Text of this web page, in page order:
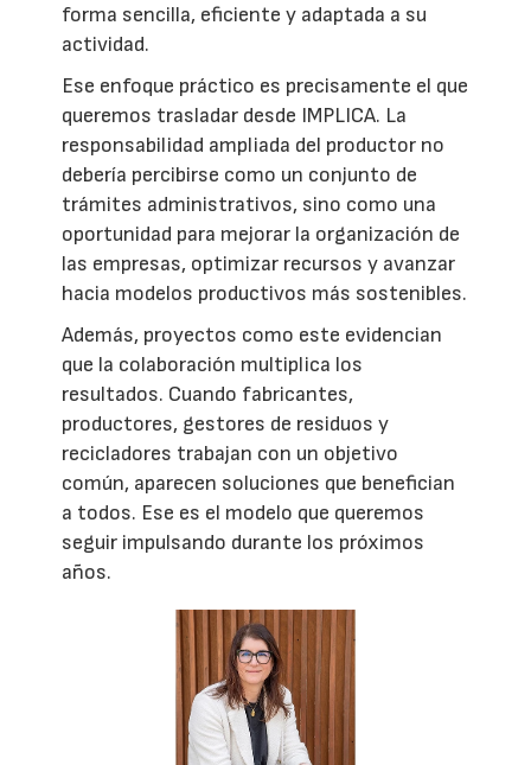
forma sencilla, eficiente y adaptada a su
actividad.
Ese enfoque práctico es precisamente el que
queremos trasladar desde IMPLICA. La
responsabilidad ampliada del productor no
debería percibirse como un conjunto de
trámites administrativos, sino como una
oportunidad para mejorar la organización de
las empresas, optimizar recursos y avanzar
hacia modelos productivos más sostenibles.
Además, proyectos como este evidencian
que la colaboración multiplica los
resultados. Cuando fabricantes,
productores, gestores de residuos y
recicladores trabajan con un objetivo
común, aparecen soluciones que benefician
a todos. Ese es el modelo que queremos
seguir impulsando durante los próximos
años.